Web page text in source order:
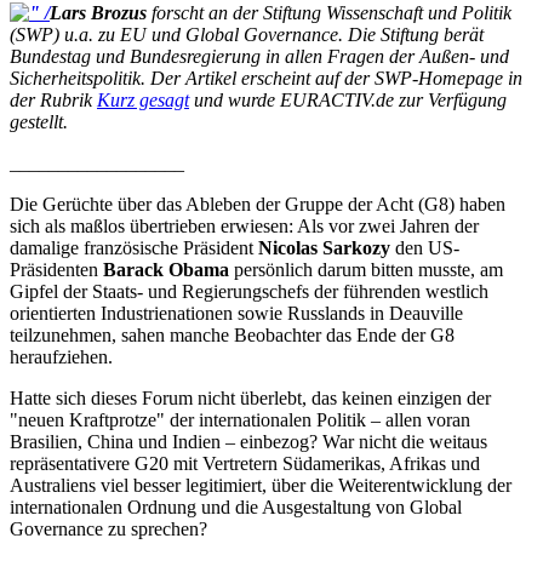
Lars Brozus forscht an der Stiftung Wissenschaft und Politik
(SWP) u.a. zu EU und Global Governance. Die Stiftung berät
Bundestag und Bundesregierung in allen Fragen der Außen- und
Sicherheitspolitik. Der Artikel erscheint auf der SWP-Homepage in
der Rubrik Kurz gesagtund wurde EURACTIV.de zur Verfügung
gestellt.
Die Gerüchte über das Ableben der Gruppe der Acht (G8) haben
sich als maßlos übertrieben erwiesen: Als vor zwei Jahren der
damalige französische Präsident Nicolas Sarkozy den US-
Präsidenten Barack Obama persönlich darum bitten musste, am
Gipfel der Staats- und Regierungschefs der führenden westlich
orientierten Industrienationen sowie Russlands in Deauville
teilzunehmen, sahen manche Beobachter das Ende der G8
heraufziehen.
Hatte sich dieses Forum nicht überlebt, das keinen einzigen der
"neuen Kraftprotze" der internationalen Politik – allen voran
Brasilien, China und Indien – einbezog? War nicht die weitaus
repräsentativere G20 mit Vertretern Südamerikas, Afrikas und
Australiens viel besser legitimiert, über die Weiterentwicklung der
internationalen Ordnung und die Ausgestaltung von Global
Governance zu sprechen?